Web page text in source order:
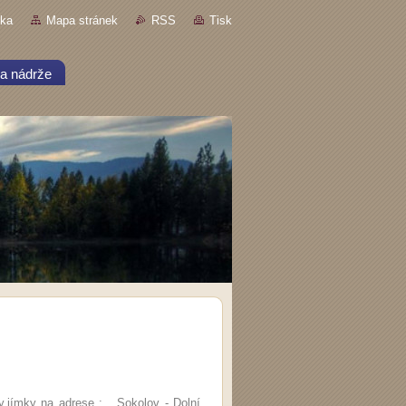
Mapa stránek RSS Tisk
nádrže
na adrese : Sokolov - Dolní